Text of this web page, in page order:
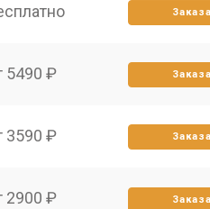
5490 ₽
3590 ₽
2900 ₽